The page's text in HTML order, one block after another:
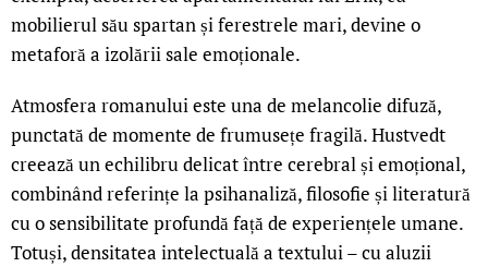
mobilierul său spartan și ferestrele mari, devine o
metaforă a izolării sale emoționale.
Atmosfera romanului este una de melancolie difuză,
punctată de momente de frumusețe fragilă. Hustvedt
creează un echilibru delicat între cerebral și emoțional,
combinând referințe la psihanaliză, filosofie și literatură
cu o sensibilitate profundă față de experiențele umane.
Totuși, densitatea intelectuală a textului – cu aluzii